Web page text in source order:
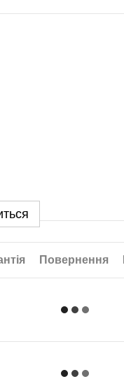
Повернення